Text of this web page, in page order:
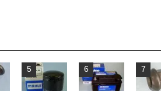
5 6 7